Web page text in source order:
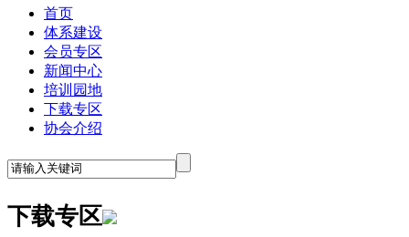
首页
体系建设
会员专区
新闻中心
培训园地
下载专区
协会介绍
下载专区